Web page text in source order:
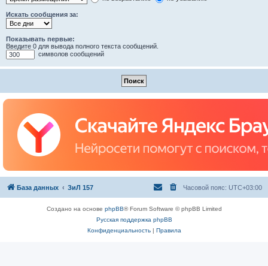
Искать сообщения за:
Показывать первые:
Введите 0 для вывода полного текста сообщений.
символов сообщений
База данных ЗиЛ 157 Часовой пояс: UTC+03:00
Создано на основе phpBB® Forum Software © phpBB Limited
Русская поддержка phpBB
Конфиденциальность| Правила